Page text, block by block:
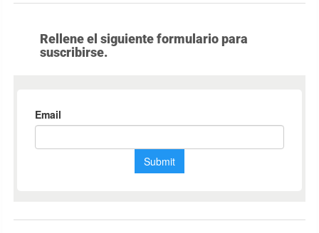
Rellene el siguiente formulario para
suscribirse.